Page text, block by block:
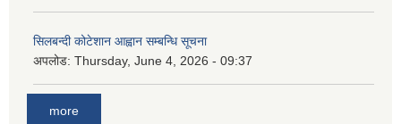
सिलबन्दी कोटेशान आह्वान सम्बन्धि सूचना
अपलोड: Thursday, June 4, 2026 - 09:37
more